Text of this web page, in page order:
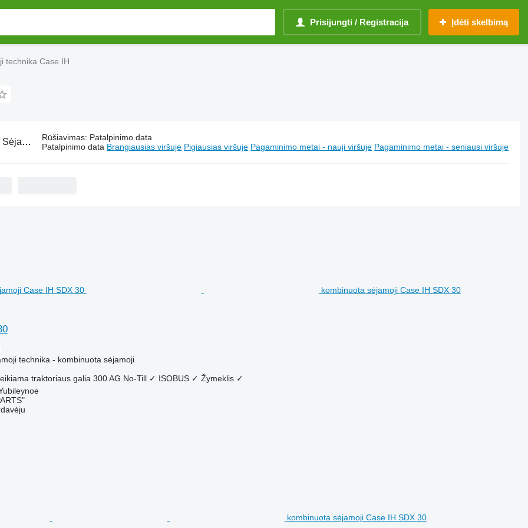
Prisijungti / Registracija Įdėti skelbimą
technika Case IH
Sėjamoji ir sodinamoji technika Case IH Rūšiavimas: Patalpinimo data
Patalpinimo data Brangiausias viršuje Pigiausias viršuje Pagaminimo metai - nauji viršuje Pagaminimo metai - seniausi viršuje
kombinuota sėjamoji Case IH SDX 30
technika - kombinuota sėjamoji
traktoriaus galia 300 AG No-Till ✓ ISOBUS ✓ Žymeklis ✓
kombinuota sėjamoji Case IH SDX 30